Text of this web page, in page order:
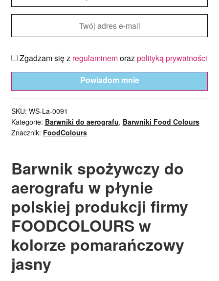
Zgadzam się z regulaminemorazpolityką prywatności
Powiadom mnie
SKU: WS-La-0091
Kategorie: Barwniki do aerografu, Barwniki Food Colours
Znacznik: FoodColours
Barwnik spożywczy do
aerografu w płynie
polskiej produkcji firmy
FOODCOLOURS w
kolorze pomarańczowy
jasny